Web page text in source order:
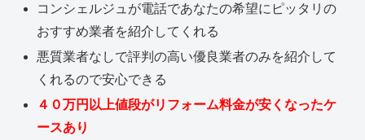
コンシェルジュが電話であなたの希望にピッタリの
おすすめ業者を紹介してくれる
悪質業者なしで評判の高い優良業者のみを紹介して
くれるので安心できる
４０万円以上値段がリフォーム料金が安くなったケ
ースあり